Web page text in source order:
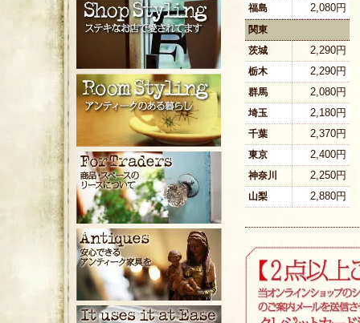
福島 2,080円
関東
茨城
2,290円
栃木 2,290円
群馬 2,080円
埼玉 2,180円
千葉 2,370円
東京 2,400円
神奈川 2,250円
山梨 2,880円